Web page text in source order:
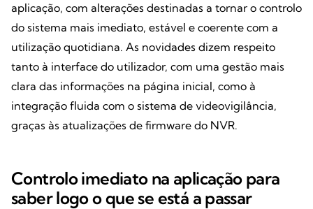
aplicação, com alterações destinadas a tornar o controlo
do sistema mais imediato, estável e coerente com a
utilização quotidiana. As novidades dizem respeito
tanto à interface do utilizador, com uma gestão mais
clara das informações na página inicial, como à
integração fluida com o sistema de videovigilância,
graças às atualizações de firmware do NVR.
Controlo imediato na aplicação para
saber logo o que se está a passar